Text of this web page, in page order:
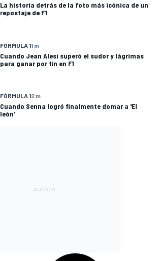
La historia detrás de la foto más icónica de un
repostaje de F1
FÓRMULA 11 m
Cuando Jean Alesi superó el sudor y lágrimas
para ganar por fin en F1
FÓRMULA 12 m
Cuando Senna logró finalmente domar a 'El
león'